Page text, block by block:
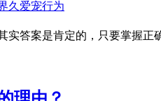
答案是肯定的，只要掌握